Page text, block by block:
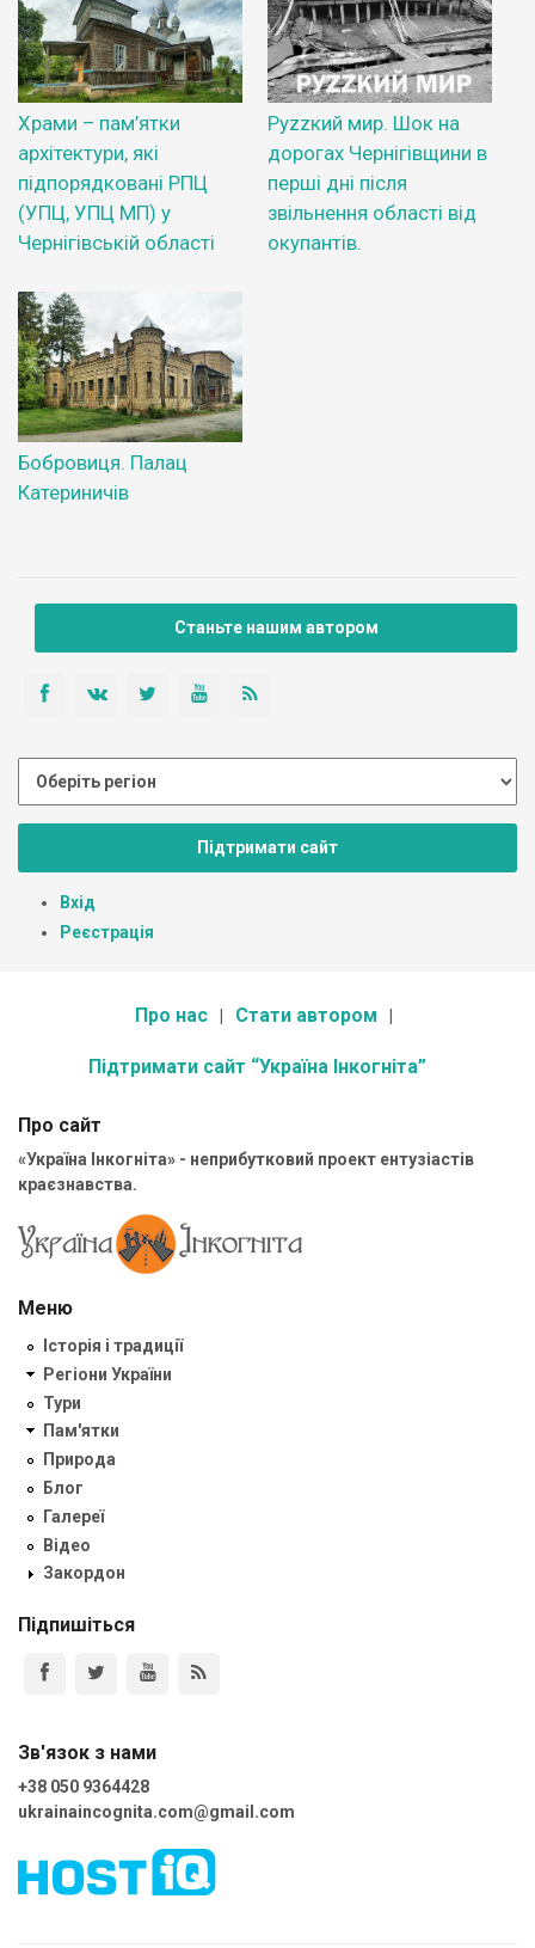
Храми – пам’ятки
архітектури, які
підпорядковані РПЦ
(УПЦ, УПЦ МП) у
Чернігівській області
Руzzкий мир. Шок на
дорогах Чернігівщини в
перші дні після
звільнення області від
окупантів.
Бобровиця. Палац
Катериничів
Станьте нашим автором
Підтримати сайт
Вхід
Реєстрація
Про нас Стати автором
Підтримати сайт “Україна Інкогніта”
Про сайт
«Україна Інкогніта» - неприбутковий проект ентузіастів
краєзнавства.
Меню
Історія і традиції
Регіони України
Тури
Пам'ятки
Природа
Блог
Галереї
Відео
Закордон
Підпишіться
Зв'язок з нами
+38 050 9364428
ukrainaincognita.com@gmail.com